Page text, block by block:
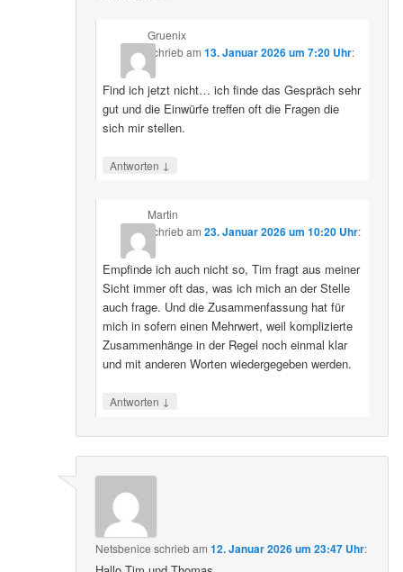
Gruenix
schriebam 13. Januar 2026 um 7:20 Uhr:
Find ich jetzt nicht… ich finde das Gespräch sehr
gut und die Einwürfe treffen oft die Fragen die
sich mir stellen.
Antworten ↓
Martin
schriebam 23. Januar 2026 um 10:20 Uhr:
Empfinde ich auch nicht so, Tim fragt aus meiner
Sicht immer oft das, was ich mich an der Stelle
auch frage. Und die Zusammenfassung hat für
mich in sofern einen Mehrwert, weil komplizierte
Zusammenhänge in der Regel noch einmal klar
und mit anderen Worten wiedergegeben werden.
Antworten ↓
Netsbenice schriebam12. Januar 2026 um 23:47 Uhr: